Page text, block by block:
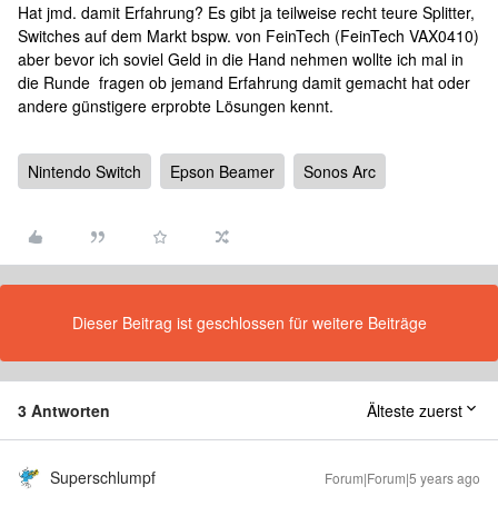
Hat jmd. damit Erfahrung? Es gibt ja teilweise recht teure Splitter,
Switches auf dem Markt bspw. von FeinTech (FeinTech VAX0410)
aber bevor ich soviel Geld in die Hand nehmen wollte ich mal in
die Runde fragen ob jemand Erfahrung damit gemacht hat oder
andere günstigere erprobte Lösungen kennt.
Nintendo Switch Epson Beamer Sonos Arc
Dieser Beitrag ist geschlossen für weitere Beiträge
3 Antworten Älteste zuerst
Superschlumpf Forum|Forum|5 years ago